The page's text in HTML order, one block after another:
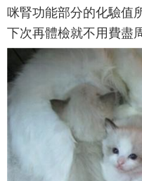
咪腎功能部分的化驗值
下次再體檢就不用費盡